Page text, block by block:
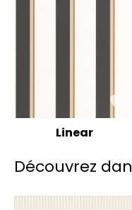
Linear
Découvrez